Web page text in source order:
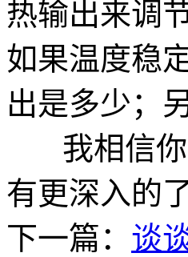
热输出来调
如果温度稳
出是多少；
我相信你
有更深入的
下一篇： 谈